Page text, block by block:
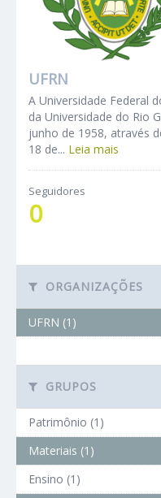
UFRN
A Universidade Federal
da Universidade do Rio
junho de 1958, através
18 de... Leia mais
Seguidores
0
ORGANIZAÇÕES
UFRN (1)
GRUPOS
Patrimônio (1)
Materiais (1)
Ensino (1)